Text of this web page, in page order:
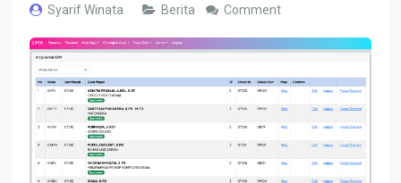
Syarif Winata Berita Comment